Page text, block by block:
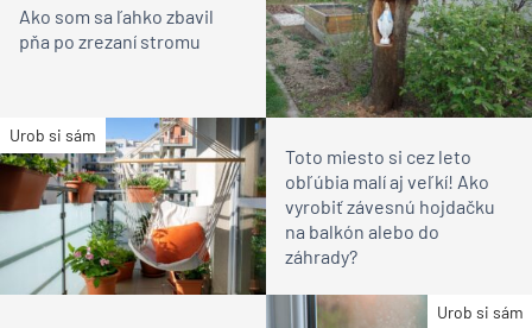
Ako som sa ľahko zbavil
pňa po zrezaní stromu
Urob si sám
Toto miesto si cez leto
obľúbia malí aj veľkí! Ako
vyrobiť závesnú hojdačku
na balkón alebo do
záhrady?
Urob si sám